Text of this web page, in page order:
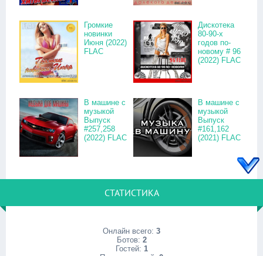
Громкие
новинки
Июня (2022)
FLAC
Дискотека
80-90-х
годов по-
новому # 96
(2022) FLAC
В машине с
музыкой
Выпуск
#257,258
(2022) FLAC
В машине с
музыкой
Выпуск
#161,162
(2021) FLAC
СТАТИСТИКА
Онлайн всего: 3
Ботов: 2
Гостей: 1